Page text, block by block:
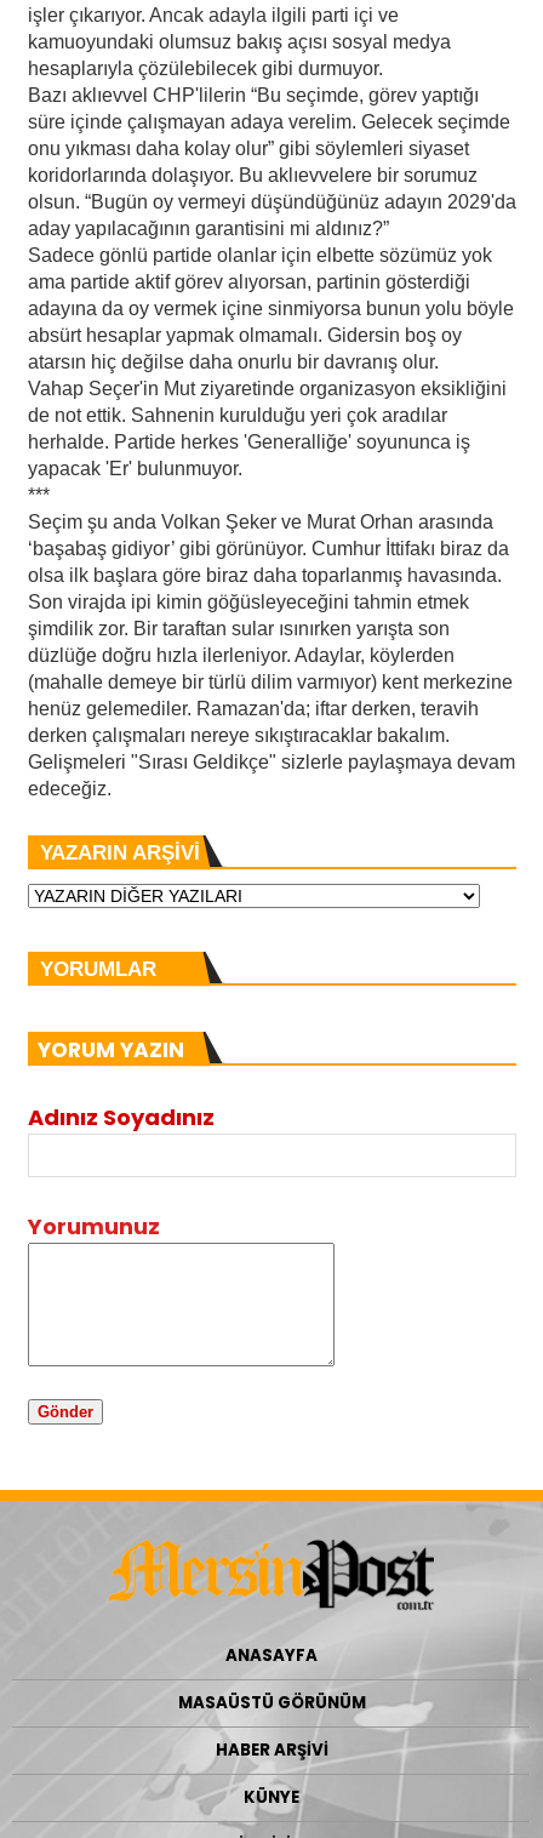
işler çıkarıyor. Ancak adayla ilgili parti içi ve
kamuoyundaki olumsuz bakış açısı sosyal medya
hesaplarıyla çözülebilecek gibi durmuyor.
Bazı aklıevvel CHP'lilerin “Bu seçimde, görev yaptığı
süre içinde çalışmayan adaya verelim. Gelecek seçimde
onu yıkması daha kolay olur” gibi söylemleri siyaset
koridorlarında dolaşıyor. Bu aklıevvelere bir sorumuz
olsun. “Bugün oy vermeyi düşündüğünüz adayın 2029'da
aday yapılacağının garantisini mi aldınız?”
Sadece gönlü partide olanlar için elbette sözümüz yok
ama partide aktif görev alıyorsan, partinin gösterdiği
adayına da oy vermek içine sinmiyorsa bunun yolu böyle
absürt hesaplar yapmak olmamalı. Gidersin boş oy
atarsın hiç değilse daha onurlu bir davranış olur.
Vahap Seçer'in Mut ziyaretinde organizasyon eksikliğini
de not ettik. Sahnenin kurulduğu yeri çok aradılar
herhalde. Partide herkes 'Generalliğe' soyununca iş
yapacak 'Er' bulunmuyor.
***
Seçim şu anda Volkan Şeker ve Murat Orhan arasında
‘başabaş gidiyor’ gibi görünüyor. Cumhur İttifakı biraz da
olsa ilk başlara göre biraz daha toparlanmış havasında.
Son virajda ipi kimin göğüsleyeceğini tahmin etmek
şimdilik zor. Bir taraftan sular ısınırken yarışta son
düzlüğe doğru hızla ilerleniyor. Adaylar, köylerden
(mahalle demeye bir türlü dilim varmıyor) kent merkezine
henüz gelemediler. Ramazan'da; iftar derken, teravih
derken çalışmaları nereye sıkıştıracaklar bakalım.
Gelişmeleri "Sırası Geldikçe" sizlerle paylaşmaya devam
edeceğiz.
YAZARIN ARŞİVİ
YORUMLAR
YORUM YAZIN
Adınız Soyadınız
Yorumunuz
ANASAYFA
MASAÜSTÜ GÖRÜNÜM
HABER ARŞİVİ
KÜNYE